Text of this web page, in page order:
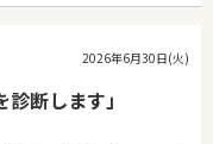
2026年6月30日(火)
断します」